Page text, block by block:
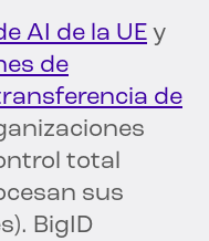
AI de la UE y
de
de
total
sus
BigID